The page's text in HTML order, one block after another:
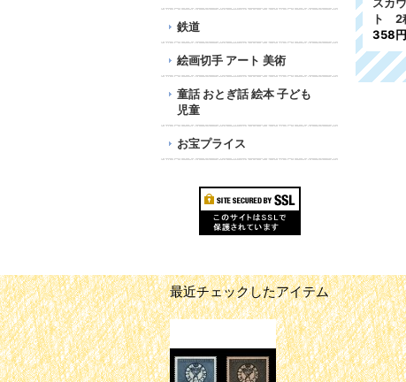
鉄道
絵画切手 アート 美術
童話 おとぎ話 絵本 子ども
児童
お宝プライス
582円
最近チェックしたアイテム